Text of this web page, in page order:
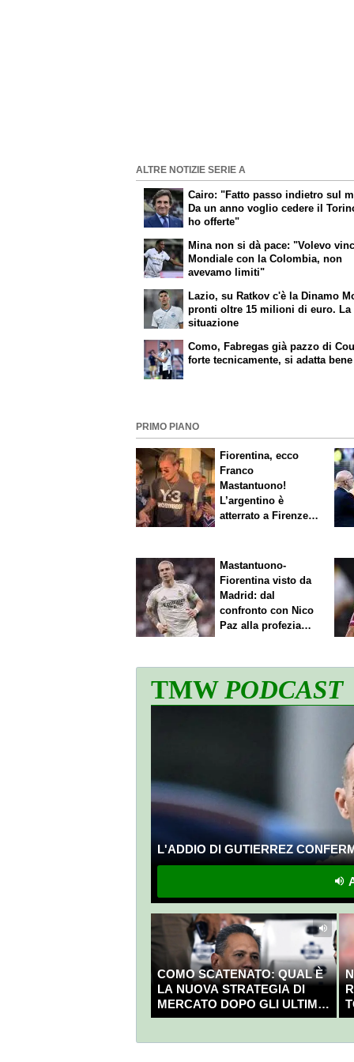
ALTRE NOTIZIE SERIE A
Cairo: "Fatto passo indietro sul
Da un anno voglio cedere il
ho offerte"
Mina non si dà pace: "Volevo
Mondiale con la Colombia, non
avevamo limiti"
Lazio, su Ratkov c'è la Dinamo
pronti oltre 15 milioni di euro. La
situazione
Como, Fabregas già pazzo di
forte tecnicamente, si adatta
PRIMO PIANO
Fiorentina, ecco
Franco
Mastantuono!
L’argentino è
atterrato a Firenze,
Mastantuono-
Fiorentina visto da
Madrid: dal
confronto con Nico
Paz alla profezia
TMWPODCAST
L'ADDIO DI GUTIERREZ
COMO SCATENATO: QUAL È
LA NUOVA STRATEGIA DI
MERCATO DOPO GLI ULTIMI
COLPI?